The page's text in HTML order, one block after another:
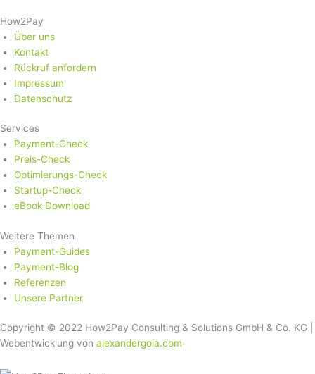
How2Pay
Über uns
Kontakt
Rückruf anfordern
Impressum
Datenschutz
Services
Payment-Check
Preis-Check
Optimierungs-Check
Startup-Check
eBook Download
Weitere Themen
Payment-Guides
Payment-Blog
Referenzen
Unsere Partner
Copyright © 2022 How2Pay Consulting & Solutions GmbH & Co. KG |
Webentwicklung von alexandergoia.com